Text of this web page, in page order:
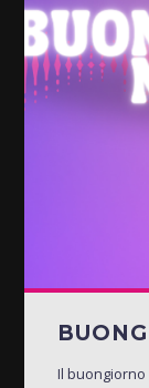
Il buongiorno